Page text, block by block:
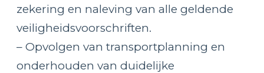
zekering en naleving van alle geldende
veiligheidsvoorschriften.
– Opvolgen van transportplanning en
onderhouden van duidelijke